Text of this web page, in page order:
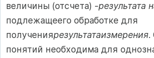
величины (отсчета) -результата
подлежащеего обработке для
получениярезультатаизмерения.
понятий необходима для